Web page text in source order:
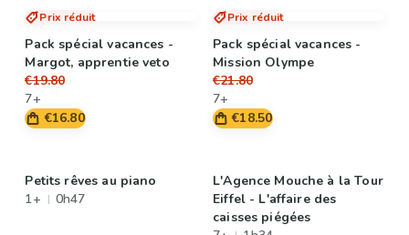
Prix réduit
Pack spécial vacances -
Margot, apprentie veto
€19.80
7+
€16.80
Prix réduit
Pack spécial vacances -
Mission Olympe
€21.80
7+
€18.50
Petits rêves au piano
1+
0h47
L'Agence Mouche à la Tour
Eiffel - L'affaire des
caisses piégées